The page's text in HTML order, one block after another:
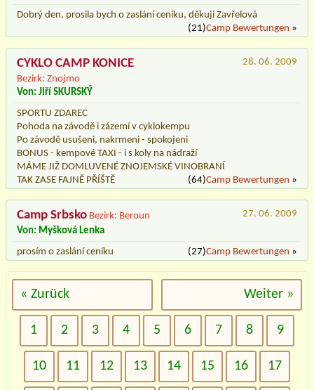
Dobrý den, prosila bych o zaslání ceníku, děkuji Zavřelová
(21)Camp Bewertungen »
CYKLO CAMP KONICE
Bezirk: Znojmo
28. 06. 2009
Von: Jiří SKURSKÝ
SPORTU ZDAREC
Pohoda na závodě i zázemí v cyklokempu
Po závodě usušeni, nakrmeni - spokojeni
BONUS - kempové TAXI - i s koly na nádraží
MÁME JIŽ DOMLUVENÉ ZNOJEMSKÉ VINOBRANÍ
TAK ZASE FAJNĚ PŘÍŠTĚ
(64)Camp Bewertungen »
Camp Srbsko Bezirk: Beroun
27. 06. 2009
Von: Myšková Lenka
prosím o zaslání ceníku
(27)Camp Bewertungen »
« Zurück Weiter »
1 2 3 4 5 6 7 8 9
10 11 12 13 14 15 16 17